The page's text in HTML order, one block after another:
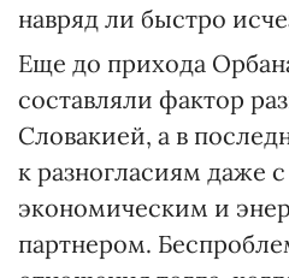
навряд ли быстро
Еще до прихода
составляли фактор
Словакией, а в
к разногласиям даже
экономическим и
партнером.